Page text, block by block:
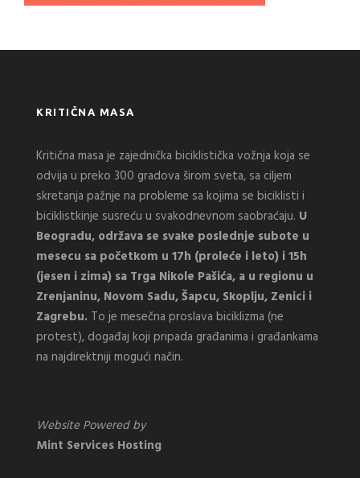
KRITIČNA MASA
Kritična masa je zajednička biciklistička vožnja koja se
odvija u preko 300 gradova širom sveta, sa ciljem
skretanja pažnje na probleme sa kojima se biciklisti i
biciklistkinje susreću u svakodnevnom saobraćaju. U
Beogradu, održava se svake poslednje subote u
mesecu sa početkom u 17h (proleće i leto) i 15h
(jesen i zima) sa Trga Nikole Pašića, a u regionu u
Zrenjaninu, Novom Sadu, Šapcu, Skoplju, Zenici i
Zagrebu. To je mesečna proslava biciklizma (ne
protest), događaj koji pripada građanima i građankama
na najdirektniji mogući način.
Website Powered by
Mint Services Hosting